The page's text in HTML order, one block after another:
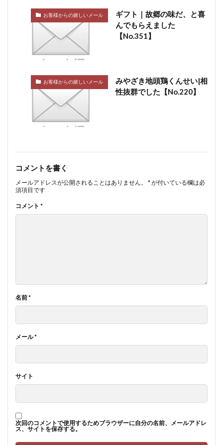
お客様からの嬉しいメール
ギフト｜故郷の味だ、と喜
んでもらえました
【No.351】
お客様からの嬉しいメール
みやざき地頭鶏くんせい|相
性抜群でした【No.220】
コメントを書く
メールアドレスが公開されることはありません。 *が付いている欄は必
須項目です
コメント *
名前*
メール*
サイト
次回のコメントで使用するためブラウザーに自分の名前、メールアドレ
ス、サイトを保存する。